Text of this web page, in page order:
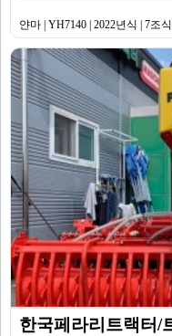
얀마 | YH7140 | 2022년식 | 7조식